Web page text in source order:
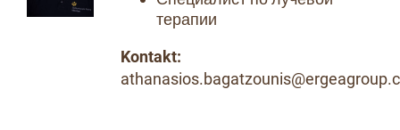
терапии
Kontakt: